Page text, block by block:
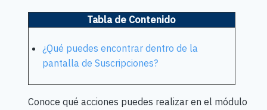
Tabla de Contenido
¿Qué puedes encontrar dentro de la
pantalla de Suscripciones?
Conoce qué acciones puedes realizar en el módulo